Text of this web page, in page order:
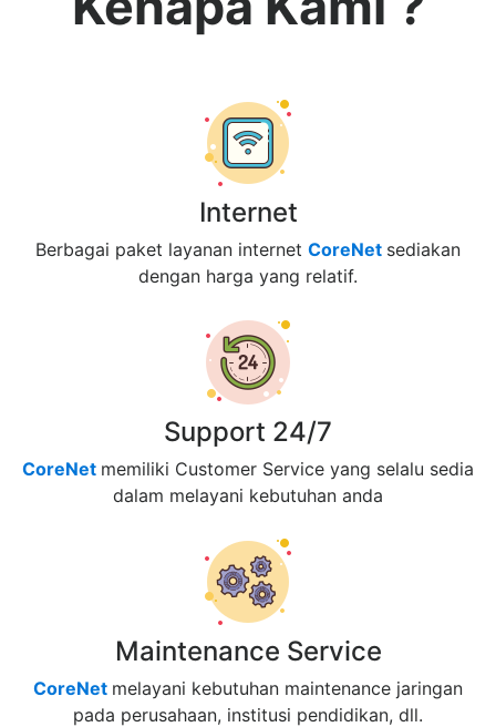
Internet
Berbagai paket layanan internet CoreNet sediakan
dengan harga yang relatif.
Support 24/7
CoreNet memiliki Customer Service yang selalu sedia
dalam melayani kebutuhan anda
Maintenance Service
CoreNet melayani kebutuhan maintenance jaringan
pada perusahaan, institusi pendidikan, dll.